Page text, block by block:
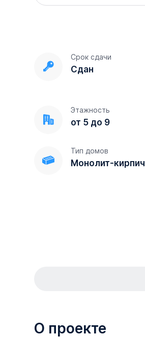
Срок сдачи
Сдан
Этажность
от 5 до 9
Тип домов
Монолит-кирпич
О проекте